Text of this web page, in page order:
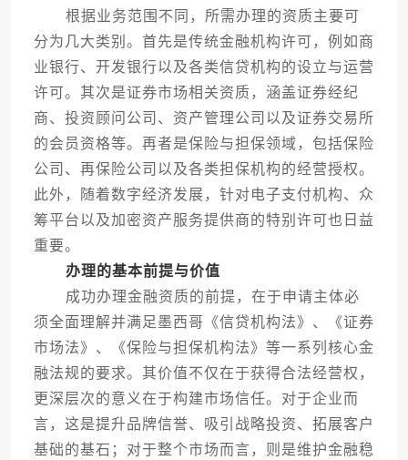
根据业务范围不同，所需办理的资质主要可
分为几大类别。首先是传统金融机构许可，例如商
业银行、开发银行以及各类信贷机构的设立与运营
许可。其次是证券市场相关资质，涵盖证券经纪
商、投资顾问公司、资产管理公司以及证券交易所
的会员资格等。再者是保险与担保领域，包括保险
公司、再保险公司以及各类担保机构的经营授权。
此外，随着数字经济发展，针对电子支付机构、众
筹平台以及加密资产服务提供商的特别许可也日益
重要。
办理的基本前提与价值
成功办理金融资质的前提，在于申请主体必
须全面理解并满足墨西哥《信贷机构法》、《证券
市场法》、《保险与担保机构法》等一系列核心金
融法规的要求。其价值不仅在于获得合法经营权，
更深层次的意义在于构建市场信任。对于企业而
言，这是提升品牌信誉、吸引战略投资、拓展客户
基础的基石；对于整个市场而言，则是维护金融稳